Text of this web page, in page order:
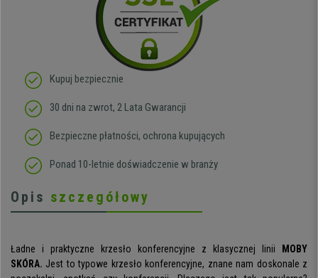
Kupuj bezpiecznie
30 dni na zwrot, 2 Lata Gwarancji
Bezpieczne płatności, ochrona kupujących
Ponad 10-letnie doświadczenie w branży
Opis szczegółowy
Ładne i praktyczne krzesło konferencyjne z klasycznej linii MOBY
SKÓRA. Jest to typowe krzesło konferencyjne, znane nam doskonale z